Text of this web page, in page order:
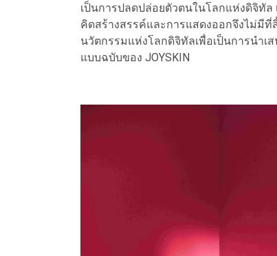
เป็นการปลดปล่อยตัวตนในโลกแห่งดิจิทั
คิดสร้างสรรค์และการแสดงออกจึงไม่มีที่
นวัตกรรมแห่งโลกดิจิทัลเพื่อเป็นการนำ
แบบฉบับของ JOYSKIN